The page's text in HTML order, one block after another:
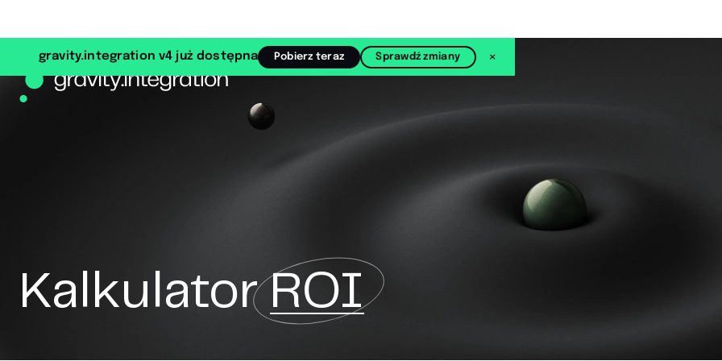
gravity.integration v4 już dostępna Pobierz teraz Sprawdź zmiany
(otwiera się w nowej karcie)
×
KalkulatorROI